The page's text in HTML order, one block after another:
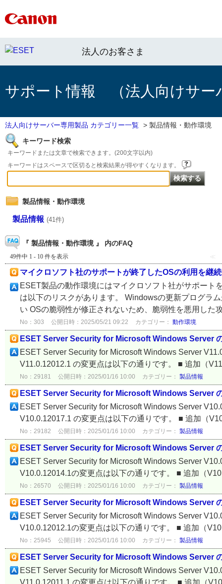
法人のお客さま
サポート情報 （法人向けサー
法人向けサーバー専用製品 カテゴリー一覧 > 製品情報・動作環境
キーワード検索
キーワードまたは文章で検索できます。(200文字以内)
キーワードはスペースで区切ると検索結果が得やすくなります。
製品情報・動作環境
製品情報 (41件)
『 製品情報・動作環境 』 内のFAQ
49件中 1 - 10 件を表示 ≪
マイクロソフト社のサポートが終了したOSの利用を継
ESET製品の動作環境にはマイクロソフト社がサポート
は以下のリスクがあります。 Windowsの更新プログラ
い OSの脆弱性が修正されないため、脆弱性を悪用した
No：303 公開日時：2025/05/21 09:22 カテゴリー： 動作環境
ESET Server Security for Microsoft Windows Server
ESET Server Security for Microsoft Windows Server
V11.0.12012.1 の変更点は以下の通りです。 ■ 追加（
No：29181 公開日時：2025/01/16 10:00 カテゴリー： 製品情報
ESET Server Security for Microsoft Windows Server
ESET Server Security for Microsoft Windows Server
V10.0.12017.1 の変更点は以下の通りです。 ■ 追加（
No：29182 公開日時：2025/01/16 10:00 カテゴリー： 製品情報
ESET Server Security for Microsoft Windows Server
ESET Server Security for Microsoft Windows Server
V10.0.12014.1の変更点は以下の通りです。 ■ 追加（
No：26570 公開日時：2025/01/16 10:00 カテゴリー： 製品情報
ESET Server Security for Microsoft Windows Server
ESET Server Security for Microsoft Windows Server
V10.0.12012.1の変更点は以下の通りです。 ■ 追加（
No：25945 公開日時：2025/01/16 10:00 カテゴリー： 製品情報
ESET Server Security for Microsoft Windows Server
ESET Server Security for Microsoft Windows Server
V11.0.12011.1 の変更点は以下の通りです。 ■ 追加（